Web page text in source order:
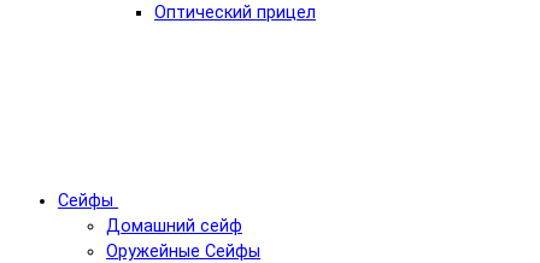
Оптический прицел
Сейфы
Домашний сейф
Оружейные Сейфы